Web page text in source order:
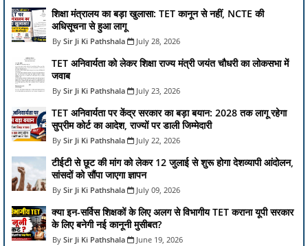
शिक्षा मंत्रालय का बड़ा खुलासा: TET कानून से नहीं, NCTE की
अधिसूचना से हुआ लागू
Sir Ji Ki Pathshala July 28, 2026
TET अनिवार्यता को लेकर शिक्षा राज्य मंत्री जयंत चौधरी का लोकसभा में
जवाब
Sir Ji Ki Pathshala July 23, 2026
TET अनिवार्यता पर केंद्र सरकार का बड़ा बयान: 2028 तक लागू रहेगा
सुप्रीम कोर्ट का आदेश, राज्यों पर डाली जिम्मेदारी
Sir Ji Ki Pathshala July 22, 2026
टीईटी से छूट की मांग को लेकर 12 जुलाई से शुरू होगा देशव्यापी आंदोलन,
सांसदों को सौंपा जाएगा ज्ञापन
Sir Ji Ki Pathshala July 09, 2026
क्या इन-सर्विस शिक्षकों के लिए अलग से विभागीय TET कराना यूपी सरकार
के लिए बनेगी नई कानूनी मुसीबत?
Sir Ji Ki Pathshala June 19, 2026